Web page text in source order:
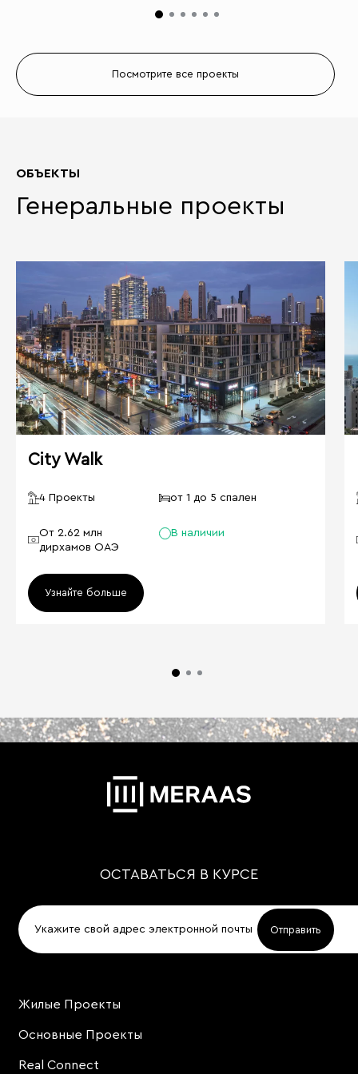
Посмотрите все проекты
ОБЪЕКТЫ
Генеральные проекты
City Walk
4 Проекты от 1 до 5 спален
От 2.62 млн
дирхамов ОАЭ
В наличии
Узнайте больше
ОСТАВАТЬСЯ В КУРСЕ
Project
Footer
Жилые Проекты
Основные Проекты
Real Connect